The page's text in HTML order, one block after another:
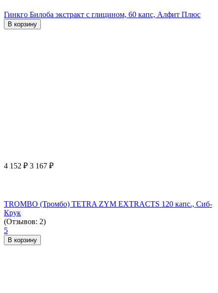
Гинкго Билоба экстракт с глицином, 60 капс, Алфит Плюс
В корзину
4 152 ₽ 3 167 ₽
TROMBO (Тромбо) TETRA ZYM EXTRACTS 120 капс., Сиб-
Крук
(Отзывов: 2)
5
В корзину